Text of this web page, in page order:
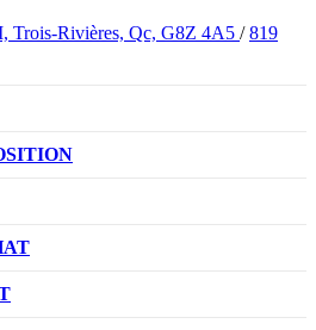
Trois-Rivières, Qc, G8Z 4A5 / 819
NEUFS
NEUFS
ACHETEZ HYUNDAI